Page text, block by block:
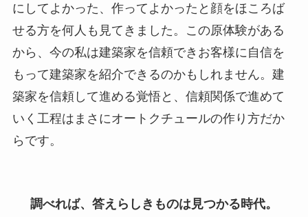
にしてよかった、作ってよかったと顔をほころば
せる方を何人も見てきました。この原体験がある
から、今の私は建築家を信頼できお客様に自信を
もって建築家を紹介できるのかもしれません。建
築家を信頼して進める覚悟と、信頼関係で進めて
いく工程はまさにオートクチュールの作り方だか
らです。
調べれば、答えらしきものは見つかる時代。